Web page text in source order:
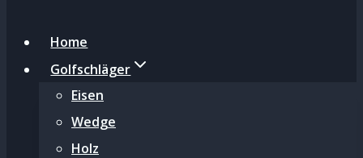
Home
Golfschläger
Eisen
Wedge
Holz